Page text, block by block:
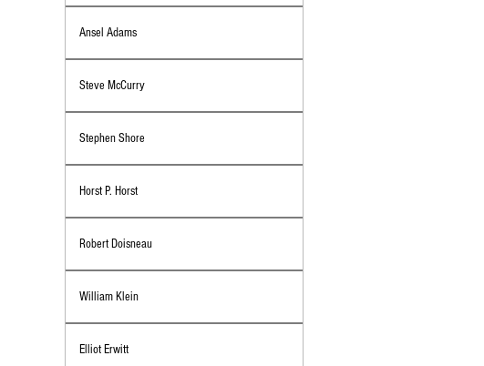
Ansel Adams
Steve McCurry
Stephen Shore
Horst P. Horst
Robert Doisneau
William Klein
Elliot Erwitt